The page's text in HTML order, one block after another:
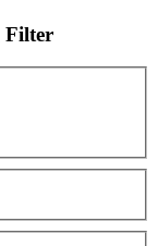
Filter